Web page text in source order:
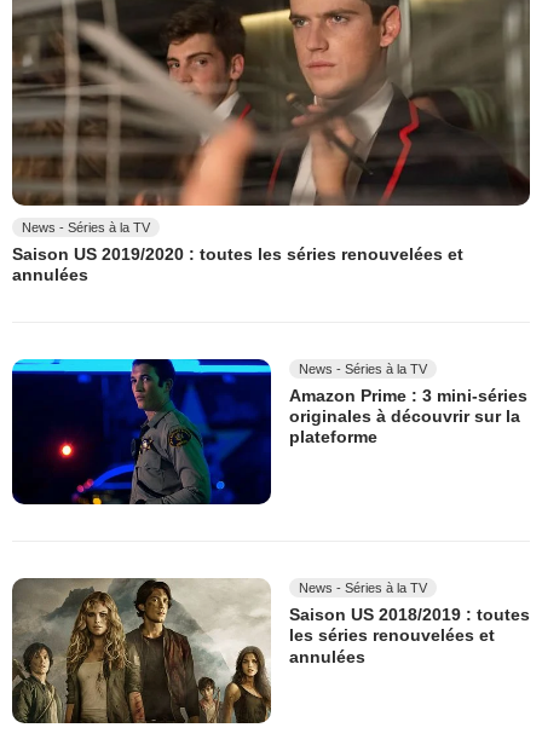
News - Séries à la TV
Saison US 2019/2020 : toutes les séries renouvelées et
annulées
News - Séries à la TV
Amazon Prime : 3 mini-séries
originales à découvrir sur la
plateforme
News - Séries à la TV
Saison US 2018/2019 : toutes
les séries renouvelées et
annulées